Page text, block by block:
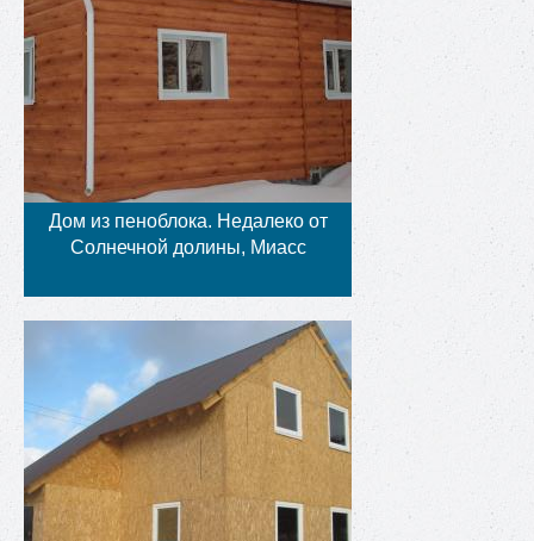
Дом из пеноблока. Недалеко от
Солнечной долины, Миасс